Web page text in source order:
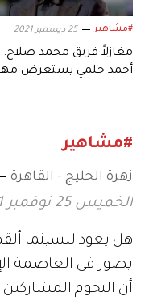
#مشاهير 25 ديسمبر 2021
مغازلاً فريق محمد صلاح..
أحمد حلمي يستعرض
#مشاهير
زهرة الخليج - القاهرة
الخميس 25 نوفمبر 2021 12:38
هل يعود للسينما
يصور في العاصمة
أن النجوم